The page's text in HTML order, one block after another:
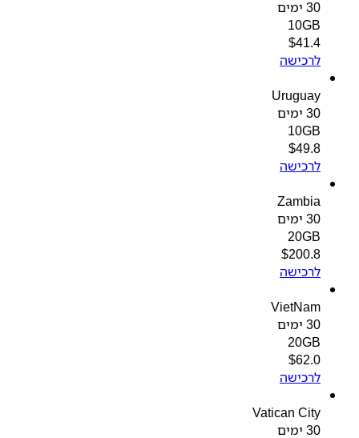
10GB
$41.4
לרכישה
Uruguay
10GB
$49.8
לרכישה
Zambia
20GB
$200.8
לרכישה
VietNam
20GB
$62.0
לרכישה
Vatican City